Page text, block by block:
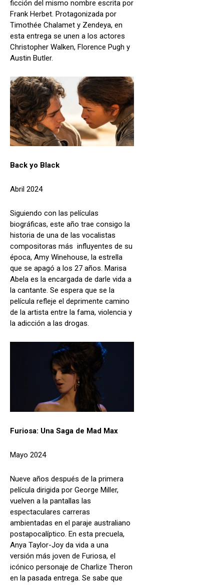
ficción del mismo nombre escrita por
Frank Herbet. Protagonizada por
Timothée Chalamet y Zendeya, en
esta entrega se unen a los actores
Christopher Walken, Florence Pugh y
Austin Butler.
Back yo Black
Abril 2024
Siguiendo con las películas
biográficas, este año trae consigo la
historia de una de las vocalistas
compositoras más influyentes de su
época, Amy Winehouse, la estrella
que se apagó a los 27 años. Marisa
Abela es la encargada de darle vida a
la cantante. Se espera que se la
película refleje el deprimente camino
de la artista entre la fama, violencia y
la adicción a las drogas.
Furiosa: Una Saga de Mad Max
Mayo 2024
Nueve años después de la primera
película dirigida por George Miller,
vuelven a la pantallas las
espectaculares carreras
ambientadas en el paraje australiano
postapocalíptico. En esta precuela,
Anya Taylor-Joy da vida a una
versión más joven de Furiosa, el
icónico personaje de Charlize Theron
en la pasada entrega. Se sabe que